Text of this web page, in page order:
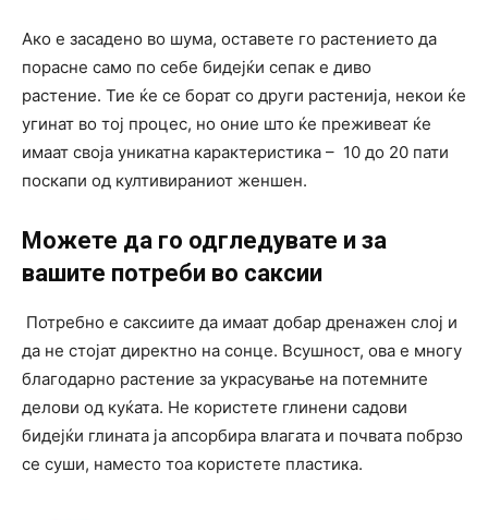
Ако е засадено во шума, оставете го растението да
порасне само по себе бидејќи сепак е диво
растение. Тие ќе се борат со други растенија, некои ќе
угинат во тој процес, но оние што ќе преживеат ќе
имаат своја уникатна карактеристика – 10 до 20 пати
поскапи од култивираниот женшен.
Можете да го одгледувате и за
вашите потреби во саксии
Потребно е саксиите да имаат добар дренажен слој и
да не стојат директно на сонце. Всушност, ова е многу
благодарно растение за украсување на потемните
делови од куќата. Не користете глинени садови
бидејќи глината ја апсорбира влагата и почвата побрзо
се суши, наместо тоа користете пластика.